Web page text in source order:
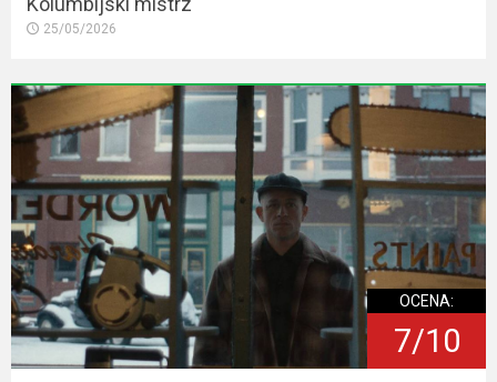
25/05/2026
OCENA:
7/10